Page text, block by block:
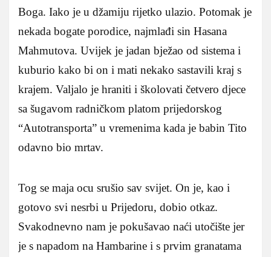
Boga. Iako je u džamiju rijetko ulazio. Potomak je
nekada bogate porodice, najmlađi sin Hasana
Mahmutova. Uvijek je jadan bježao od sistema i
kuburio kako bi on i mati nekako sastavili kraj s
krajem. Valjalo je hraniti i školovati četvero djece
sa šugavom radničkom platom prijedorskog
“Autotransporta” u vremenima kada je babin Tito
odavno bio mrtav.
Tog se maja ocu srušio sav svijet. On je, kao i
gotovo svi nesrbi u Prijedoru, dobio otkaz.
Svakodnevno nam je pokušavao naći utočište jer
je s napadom na Hambarine i s prvim granatama